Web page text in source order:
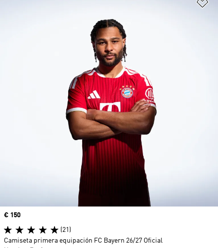
Precio
€ 150
(21)
Camiseta primera equipación FC Bayern 26/27 Oficial